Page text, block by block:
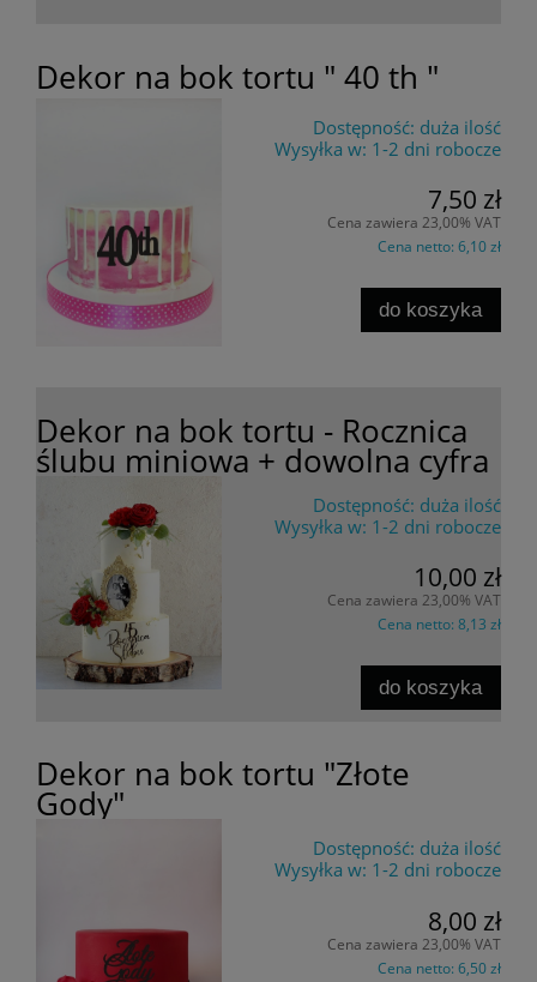
Dekor na bok tortu " 40 th "
Dostępność: duża ilość
Wysyłka w: 1-2 dni robocze
7,50 zł
Cena zawiera 23,00% VAT
Cena netto: 6,10 zł
do koszyka
Dekor na bok tortu - Rocznica
ślubu miniowa + dowolna cyfra
Dostępność: duża ilość
Wysyłka w: 1-2 dni robocze
10,00 zł
Cena zawiera 23,00% VAT
Cena netto: 8,13 zł
do koszyka
Dekor na bok tortu "Złote
Gody"
Dostępność: duża ilość
Wysyłka w: 1-2 dni robocze
8,00 zł
Cena zawiera 23,00% VAT
Cena netto: 6,50 zł